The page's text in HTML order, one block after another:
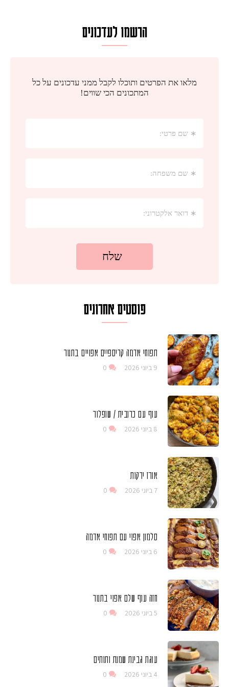
הרשמו לעדכונים
פוסטים אחרונים
תפוחי אדמה קריספיים אפויים בתנור
9 ביוני 2026 0
עוף עם כרובית / שופלור
8 ביוני 2026 0
אורז ירקות
7 ביוני 2026 0
סלמון אפוי עם תפוחי אדמה
6 ביוני 2026 0
חזה עוף שלם אפוי בתנור
5 ביוני 2026 0
עוגת גבינת שמנת ותותים
4 ביוני 2026 0